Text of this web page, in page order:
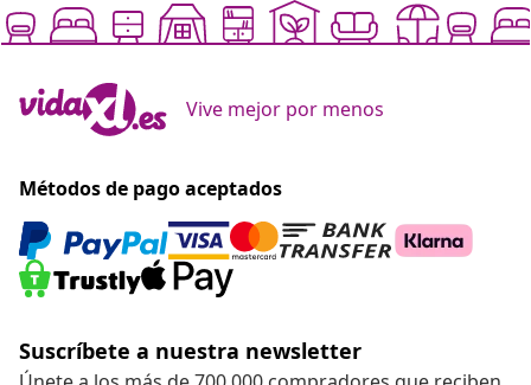
Vive mejor por menos
Métodos de pago aceptados
Suscríbete a nuestra newsletter